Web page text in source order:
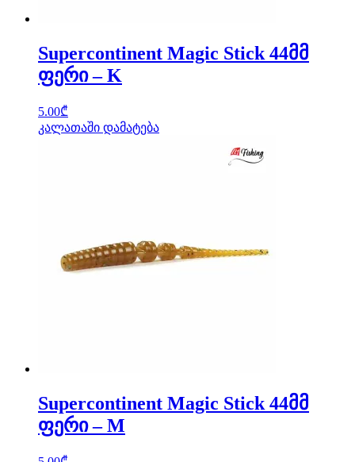
Supercontinent Magic Stick 44მმ
ფერი – K
5.00₾
კალათაში დამატება
Supercontinent Magic Stick 44მმ
ფერი – M